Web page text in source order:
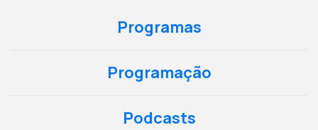
Programas
Programação
Podcasts